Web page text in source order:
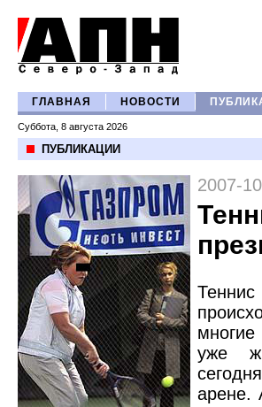
ГЛАВНАЯ НОВОСТИ
Суббота, 8 августа 2026
ПУБЛИКАЦИИ
2007-
уже
арене.